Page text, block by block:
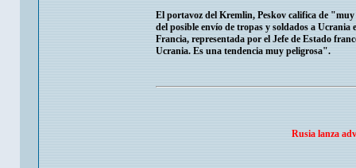
El portavoz del Kremlin, Peskov califica de
del posible envío de tropas y soldados a
Francia, representada por el Jefe de Estado
Ucrania. Es una tendencia muy peligrosa".
Rusia lanza